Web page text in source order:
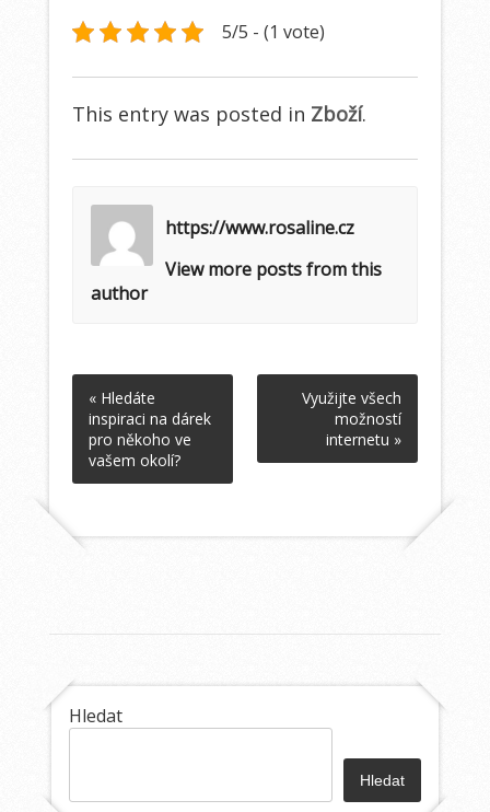
5/5 - (1 vote)
This entry was posted in Zboží.
https://www.rosaline.cz
View more posts from this
author
« Hledáte
inspiraci na dárek
pro někoho ve
vašem okolí?
Využijte všech
možností
internetu »
Hledat
Hledat